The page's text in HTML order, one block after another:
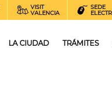
VISIT
VALENCIA
SEDE
LA CIUDAD TRÁMITES